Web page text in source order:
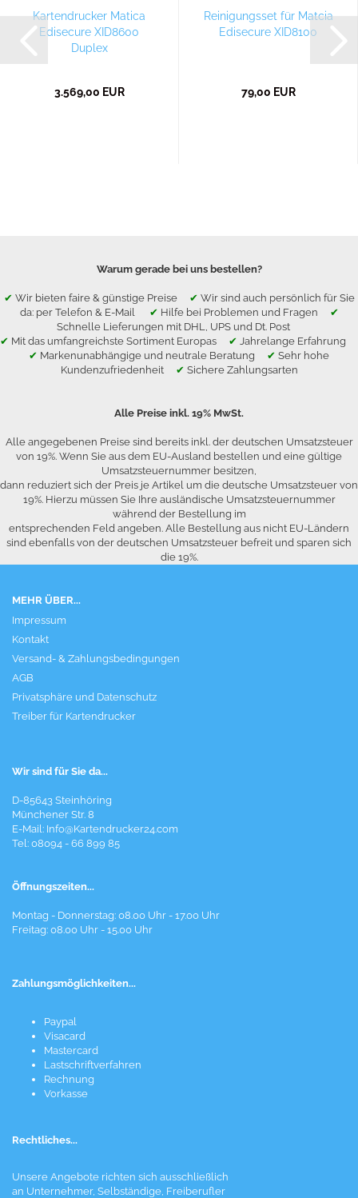
Kartendrucker Matica
Edisecure XID8600
Duplex
3.569,00 EUR
Reinigungsset für Matcia
Edisecure XID8100
79,00 EUR
Warum gerade bei uns bestellen?
✔ Wir bieten faire & günstige Preise ✔ Wir sind auch persönlich für Sie
da: per Telefon & E-Mail ✔ Hilfe bei Problemen und Fragen ✔
Schnelle Lieferungen mit DHL, UPS und Dt. Post
✔ Mit das umfangreichste Sortiment Europas ✔ Jahrelange Erfahrung
✔ Markenunabhängige und neutrale Beratung ✔ Sehr hohe
Kundenzufriedenheit ✔ Sichere Zahlungsarten
Alle Preise inkl. 19% MwSt.
Alle angegebenen Preise sind bereits inkl. der deutschen Umsatzsteuer
von 19%. Wenn Sie aus dem EU-Ausland bestellen und eine gültige
Umsatzsteuernummer besitzen,
dann reduziert sich der Preis je Artikel um die deutsche Umsatzsteuer von
19%. Hierzu müssen Sie Ihre ausländische Umsatzsteuernummer
während der Bestellung im
entsprechenden Feld angeben. Alle Bestellung aus nicht EU-Ländern
sind ebenfalls von der deutschen Umsatzsteuer befreit und sparen sich
die 19%.
MEHR ÜBER...
Impressum
Kontakt
Versand- & Zahlungsbedingungen
AGB
Privatsphäre und Datenschutz
Treiber für Kartendrucker
Wir sind für Sie da...
D-85643 Steinhöring
Münchener Str. 8
E-Mail: Info@Kartendrucker24.com
Tel: 08094 - 66 899 85
Öffnungszeiten...
Montag - Donnerstag: 08.00 Uhr - 17.00 Uhr
Freitag: 08.00 Uhr - 15.00 Uhr
Zahlungsmöglichkeiten...
Paypal
Visacard
Mastercard
Lastschriftverfahren
Rechnung
Vorkasse
Rechtliches...
Unsere Angebote richten sich ausschließlich
an Unternehmer, Selbständige, Freiberufler